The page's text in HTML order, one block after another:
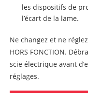
les dispositifs de
l’écart de la lame.
Ne changez et ne
HORS FONCTION.
scie électrique avant
réglages.